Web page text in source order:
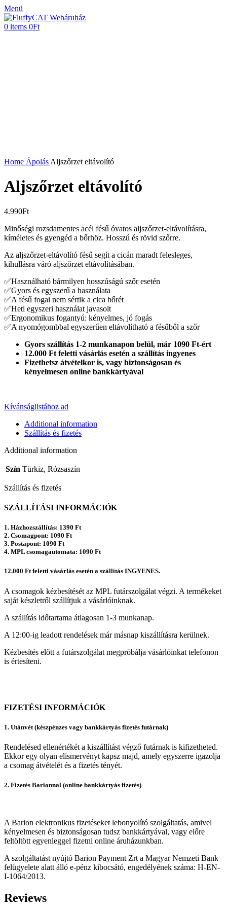
Menü
0 items 0Ft
Home Ápolás Aljszőrzet eltávolító
Aljszőrzet eltávolító
4.990Ft
Minőségi rozsdamentes acél fésű óvatos aljszőrzet-eltávolításra,
kíméletes és gyengéd a bőrhöz. Hosszú és rövid szőrre.
Az aljszőrzet-eltávolító fésű segít a cicán maradt felesleges,
kihullásra váró aljszőrzet eltávolításában.
✅Használható bármilyen hosszúságú szőr esetén
✅Gyors és egyszerű a használata
✅A fésű fogai nem sértik a cica bőrét
✅Heti egyszeri használat javasolt
✅Ergonomikus fogantyú: kényelmes, jó fogás
✅A nyomógombbal egyszerűen eltávolítható a fésűből a szőr
Gyors szállítás 1-2 munkanapon belül, már 1090 Ft-ért
12.000 Ft feletti vásárlás esetén a szállítás ingyenes
Fizethetsz átvételkor is, vagy biztonságosan és
kényelmesen online bankkártyával
Kívánságlistához ad
Additional information
Szállítás és fizetés
Additional information
Szín Türkiz, Rózsaszín
Szállítás és fizetés
SZÁLLÍTÁSI INFORMÁCIÓK
1. Házhozszállítás: 1390 Ft
2. Csomagpont: 1090 Ft
3. Postapont: 1090 Ft
4. MPL csomagautomata: 1090 Ft
12.000 Ft feletti vásárlás esetén a szállítás INGYENES.
A csomagok kézbesítését az MPL futárszolgálat végzi. A termékeket
saját készletről szállítjuk a vásárlóinknak.
A szállítás időtartama átlagosan 1-3 munkanap.
A 12:00-ig leadott rendelések már másnap kiszállításra kerülnek.
Kézbesítés előtt a futárszolgálat megpróbálja vásárlóinkat telefonon
is értesíteni.
FIZETÉSI INFORMÁCIÓK
1. Utánvét (készpénzes vagy bankkártyás fizetés futárnak)
Rendelésed ellenértékét a kiszállítást végző futárnak is kifizetheted.
Ekkor egy olyan elismervényt kapsz majd, amely egyszerre igazolja
a csomag átvételét és a fizetés tényét.
2. Fizetés Barionnal (online bankkártyás fizetés)
A Barion elektronikus fizetéseket lebonyolító szolgáltatás, amivel
kényelmesen és biztonságosan tudsz bankkártyával, vagy előre
feltöltött egyenleggel fizetni online áruházunkban.
A szolgáltatást nyújtó Barion Payment Zrt a Magyar Nemzeti Bank
felügyelete alatt álló e-pénz kibocsátó, engedélyének száma: H-EN-
I-1064/2013.
Reviews